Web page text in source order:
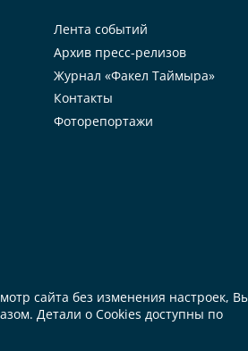
Лента событий
Архив пресс-релизов
Журнал «Факел Таймыра»
Контакты
Фоторепортажи
сайта без изменения настроек,
Детали о Cookies доступны по